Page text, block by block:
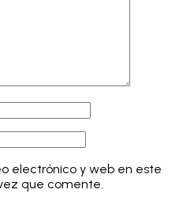
electrónico y web en este
que comente.